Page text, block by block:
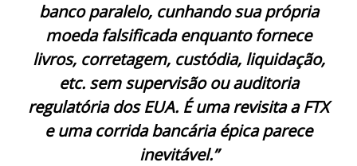
banco paralelo, cunhando sua própria
moeda falsificada enquanto fornece
livros, corretagem, custódia, liquidação,
etc. sem supervisão ou auditoria
regulatória dos EUA. É uma revisita a FTX
e uma corrida bancária épica parece
inevitável.”